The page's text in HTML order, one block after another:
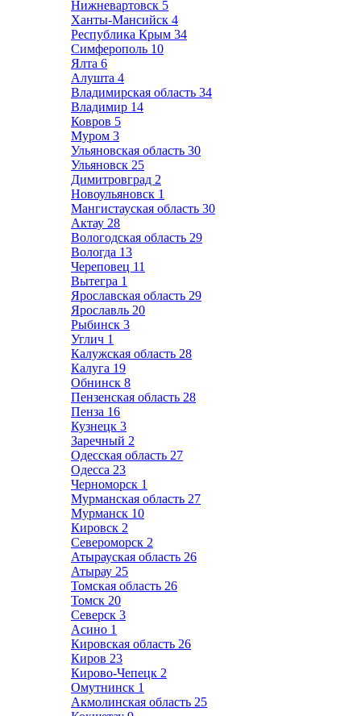
Нижневартовск 5
Ханты-Мансийск 4
Республика Крым 34
Симферополь 10
Ялта 6
Алушта 4
Владимирская область 34
Владимир 14
Ковров 5
Муром 3
Ульяновская область 30
Ульяновск 25
Димитровград 2
Новоульяновск 1
Мангистауская область 30
Актау 28
Вологодская область 29
Вологда 13
Череповец 11
Вытегра 1
Ярославская область 29
Ярославль 20
Рыбинск 3
Углич 1
Калужская область 28
Калуга 19
Обнинск 8
Пензенская область 28
Пенза 16
Кузнецк 3
Заречный 2
Одесская область 27
Одесса 23
Черноморск 1
Мурманская область 27
Мурманск 10
Кировск 2
Североморск 2
Атырауская область 26
Атырау 25
Томская область 26
Томск 20
Северск 3
Асино 1
Кировская область 26
Киров 23
Кирово-Чепецк 2
Омутнинск 1
Акмолинская область 25